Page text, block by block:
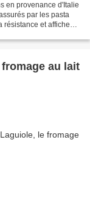
en provenance d'Italie
par les pasta
résistance et affichent
au lait